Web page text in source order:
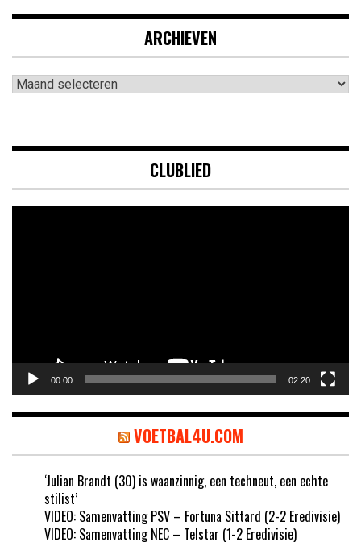
ARCHIEVEN
Archieven
CLUBLIED
00:00 02:20
VOETBAL4U.COM
‘Julian Brandt (30) is waanzinnig, een techneut, een echte
stilist’
VIDEO: Samenvatting PSV – Fortuna Sittard (2-2 Eredivisie)
VIDEO: Samenvatting NEC – Telstar (1-2 Eredivisie)